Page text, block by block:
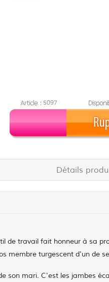
5097
Détails
de travail fait honneur à sa
membre turgescent d'un de
son mari. C'est les jambes